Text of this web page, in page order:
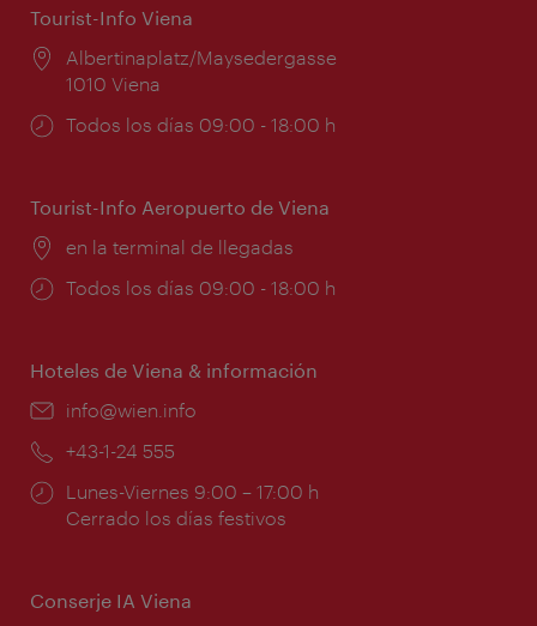
Tourist-Info Viena
Lugar:
Albertinaplatz/Maysedergasse
1010 Viena
Horarios
Todos los días 09:00 - 18:00 h
Tourist-Info Aeropuerto de Viena
Lugar:
en la terminal de llegadas
Horarios
Todos los días 09:00 - 18:00 h
Hoteles de Viena & información
e-
info@wien.info
Teléfono:
+43-1-24 555
Horarios
de
Lunes-Viernes 9:00 – 17:00 h
Cerrado los días festivos
Conserje IA Viena